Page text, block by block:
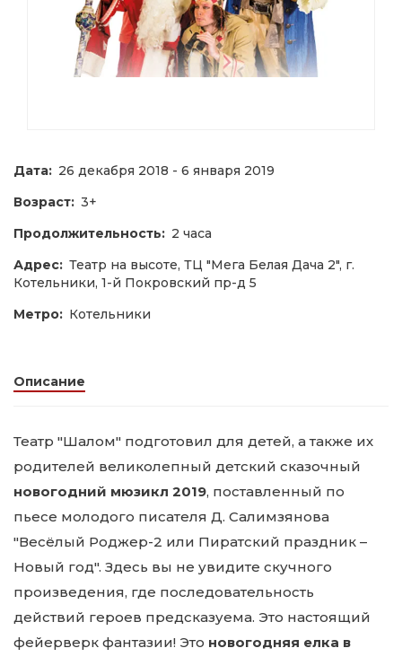
Дата: 26 декабря 2018 - 6 января 2019
Возраст: 3+
Продолжительность: 2 часа
Адрес: Театр на высоте, ТЦ "Мега Белая Дача 2", г.
Котельники, 1-й Покровский пр-д 5
Метро: Котельники
Описание
Театр "Шалом" подготовил для детей, а также их
родителей великолепный детский сказочный
новогодний мюзикл 2019, поставленный по
пьесе молодого писателя Д. Салимзянова
"Весёлый Роджер-2 или Пиратский праздник –
Новый год". Здесь вы не увидите скучного
произведения, где последовательность
действий героев предсказуема. Это настоящий
фейерверк фантазии! Это новогодняя елка в